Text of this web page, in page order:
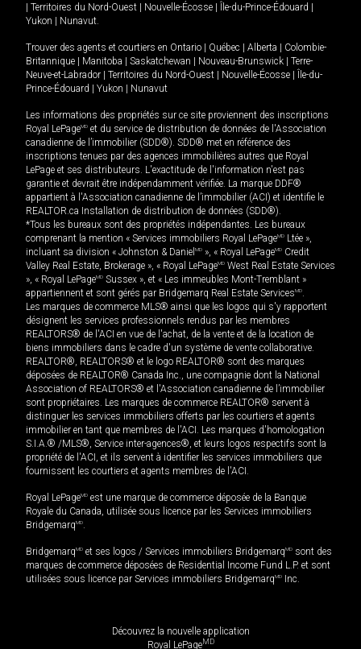
Territoires du Nord-Ouest Nouvelle-Écosse Île-du-Prince-Édouard
Yukon
Nunavut.
Trouver des agents et courtiers en Ontario Québec Alberta
Colombie-
Britannique
Manitoba Saskatchewan Nouveau-Brunswick
Terre-
Neuve-et-Labrador
Territoires du Nord-Ouest Nouvelle-Écosse
Île-du-
Prince-Édouard
Yukon Nunavut
Les informations des propriétés sur ce site proviennent des inscriptions
Royal LePageMD et du service de distribution de données de l'Association
canadienne de l’immobilier (SDD®). SDD® met en référence des
inscriptions tenues par des agences immobilières autres que Royal
LePage et ses distributeurs. L'exactitude de l'information n'est pas
garantie et devrait être indépendamment vérifiée. La marque DDF®
appartient à l'Association canadienne de l’immobilier (ACI) et identifie le
REALTOR.ca Installation de distribution de données (SDD®).
*Tous les bureaux sont des propriétés indépendantes. Les bureaux
comprenant la mention « Services immobiliers Royal LePageMD Ltée »,
incluant sa division « Johnston & Daniel MD », « Royal LePageMD Credit
Valley Real Estate, Brokerage », « Royal LePageMD West Real Estate Services
», « Royal LePageMD Sussex », et « Les immeubles Mont-Tremblant »
appartiennent et sont gérés par Bridgemarq Real Estate ServicesMD.
Les marques de commerce MLS® ainsi que les logos qui s'y rapportent
désignent les services professionnels rendus par les membres
REALTORS® de l'ACI en vue de l'achat, de la vente et de la location de
biens immobiliers dans le cadre d'un système de vente collaborative.
REALTOR®, REALTORS® et le logo REALTOR® sont des marques
déposées de REALTOR® Canada Inc., une compagnie dont la National
Association of REALTORS® et l'Association canadienne de l’immobilier
sont propriétaires. Les marques de commerce REALTOR® servent à
distinguer les services immobiliers offerts par les courtiers et agents
immobilier en tant que membres de l'ACI. Les marques d'homologation
S.I.A.® /MLS®, Service inter-agences®, et leurs logos respectifs sont la
propriété de l'ACI, et ils servent à identifier les services immobiliers que
fournissent les courtiers et agents membres de l'ACI.
Royal LePageMD est une marque de commerce déposée de la Banque
Royale du Canada, utilisée sous licence par les Services immobiliers
BridgemarqMD.
BridgemarqMD et ses logos / Services immobiliers BridgemarqMD sont des
marques de commerce déposées de Residential Income Fund L.P. et sont
utilisées sous licence par Services immobiliers BridgemarqMD Inc.
Découvrez la nouvelle application
Royal LePageMD